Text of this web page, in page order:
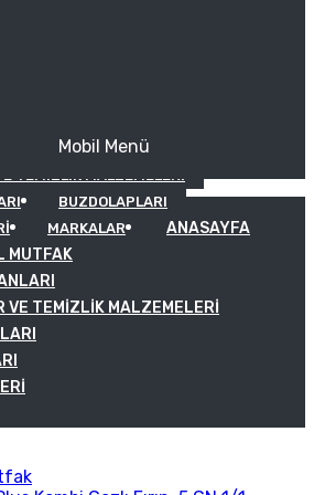
TEMIZLIK MALZEMELERI
BUZDOLAPLARI
MARKALAR
Mobil Menü
ANASAYFA
MUTFAK
VE TEMIZLIK MALZEMELERI